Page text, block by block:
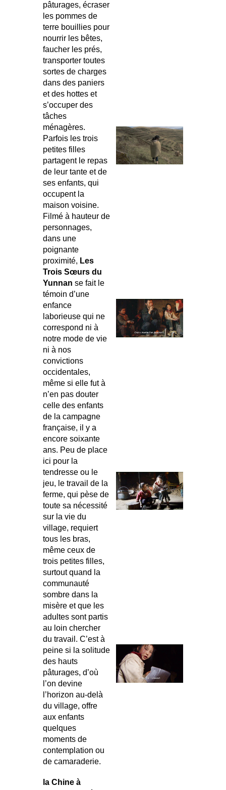
pâturages, écraser
les pommes de
terre bouillies pour
nourrir les bêtes,
faucher les prés,
transporter toutes
sortes de charges
dans des paniers
et des hottes et
s’occuper des
tâches
ménagères.
Parfois les trois
petites filles
partagent le repas
de leur tante et de
ses enfants, qui
occupent la
maison voisine.
Filmé à hauteur de
personnages,
dans une
poignante
proximité, Les
Trois Sœurs du
Yunnan se fait le
témoin d’une
enfance
laborieuse qui ne
correspond ni à
notre mode de vie
ni à nos
convictions
occidentales,
même si elle fut à
n’en pas douter
celle des enfants
de la campagne
française, il y a
encore soixante
ans. Peu de place
ici pour la
tendresse ou le
jeu, le travail de la
ferme, qui pèse de
toute sa nécessité
sur la vie du
village, requiert
tous les bras,
même ceux de
trois petites filles,
surtout quand la
communauté
sombre dans la
misère et que les
adultes sont partis
au loin chercher
du travail. C’est à
peine si la solitude
des hauts
pâturages, d’où
l’on devine
l’horizon au-delà
du village, offre
aux enfants
quelques
moments de
contemplation ou
de camaraderie.
la Chine à